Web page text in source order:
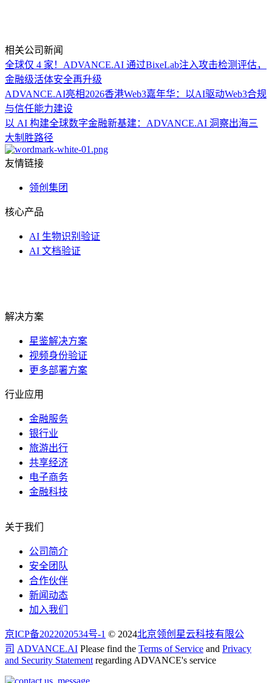
相关公司新闻
全球仅 4 家！ADVANCE.AI 通过BixeLab注入攻击检测评估，
金融级活体安全再升级
ADVANCE.AI亮相2026香港Web3嘉年华：以AI驱动Web3合规
与信任能力建设
以 AI 构建全球数字金融新基建：ADVANCE.AI 洞察出海三
大制胜路径
友情链接
领创集团
核心产品
AI 生物识别验证
AI 文档验证
解决方案
星鉴解决方案
视频身份验证
更多部署方案
行业应用
金融服务
银行业
旅游出行
共享经济
电子商务
金融科技
关于我们
公司简介
安全团队
合作伙伴
新闻动态
加入我们
京ICP备2022020534号-1 © 2024北京领创星云科技有限公
司 ADVANCE.AI Please find the Terms of Service and Privacy
and Security Statement regarding ADVANCE's service